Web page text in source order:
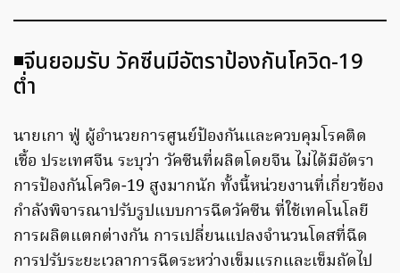
◾️จีนยอมรับ วัคซีนมีอัตราป้องกันโควิด-19
ต่ำ
นายเกา ฟู่ ผู้อำนวยการศูนย์ป้องกันและควบคุมโรคติด
เชื้อ ประเทศจีน ระบุว่า วัคซีนที่ผลิตโดยจีน ไม่ได้มีอัตรา
การป้องกันโควิด-19 สูงมากนัก ทั้งนี้หน่วยงานที่เกี่ยวข้อง
กำลังพิจารณาปรับรูปแบบการฉีดวัคซีน ที่ใช้เทคโนโลยี
การผลิตแตกต่างกัน การเปลี่ยนแปลงจำนวนโดสที่ฉีด
การปรับระยะเวลาการฉีดระหว่างเข็มแรกและเข็มถัดไป